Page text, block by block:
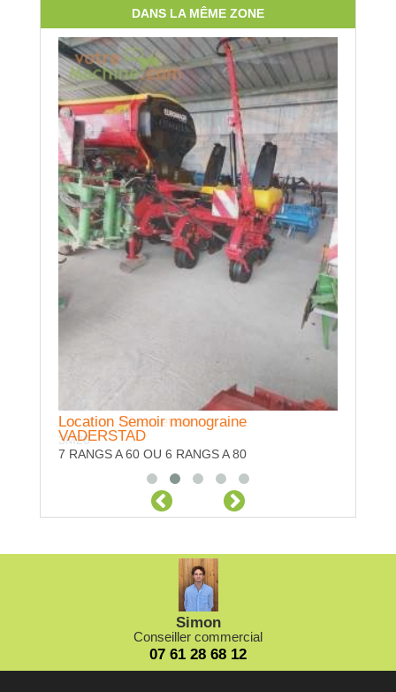
DANS LA MÊME ZONE
Location Niveuleuse
3M20
Location Semoir monograine
VADERSTAD
7 RANGS A 60 OU 6 RANGS A 80
Simon
Conseiller commercial
07 61 28 68 12